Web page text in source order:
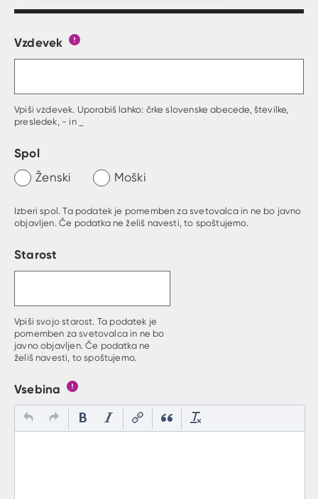
Obrazec, kjer lahko zastaviš vprašanje
Vzdevek
Vpiši vzdevek. Uporabiš lahko: črke slovenske abecede, številke,
presledek, - in _
Spol
Ženski Moški
Izberi spol. Ta podatek je pomemben za svetovalca in ne bo javno
objavljen. Če podatka ne želiš navesti, to spoštujemo.
Starost
Vpiši svojo starost. Ta podatek je
pomemben za svetovalca in ne bo
javno objavljen. Če podatka ne
želiš navesti, to spoštujemo.
Vsebina